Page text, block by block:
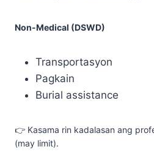
Non-Medical (DSWD)
Transportasyon
Pagkain
Burial assistance
👉 Kasama rin kadalasan ang
(may limit).